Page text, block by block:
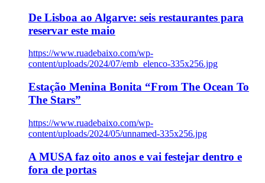
De Lisboa ao Algarve: seis restaurantes para
reservar este maio
https://www.ruadebaixo.com/wp-
content/uploads/2024/07/emb_elenco-335x256.jpg
Estação Menina Bonita “From The Ocean To
The Stars”
https://www.ruadebaixo.com/wp-
content/uploads/2024/05/unnamed-335x256.jpg
A MUSA faz oito anos e vai festejar dentro e
fora de portas